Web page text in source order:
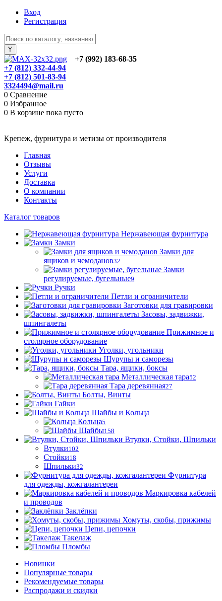
Вход
Регистрация
+7 (992) 183-68-35
+7 (812) 332-44-94
+7 (812) 501-83-94
3324494@mail.ru
0 Сравнение
0 Избранное
0 В корзине пока пусто
Крепеж, фурнитура и метизы от производителя
Главная
Отзывы
Услуги
Доставка
О компании
Контакты
Каталог товаров
Нержавеющая фурнитура
Замки
Замки для
ящиков и чемоданов32
Замки
регулируемые, бугельные9
Ручки
Петли и ограничители
Заготовки для гравировки
Засовы, задвижки,
шпингалеты
Прижимное и
столярное оборудование
Уголки, угольники
Шурупы и саморезы
Тара, ящики, боксы
Металлическая тара52
Тара деревянная27
Болты, Винты
Гайки
Шайбы и Кольца
Кольца5
Шайбы158
Втулки, Стойки, Шпильки
Втулки102
Стойки18
Шпильки32
Фурнитура
для одежды, кожгалантереи
Маркировка кабелей
и проводов
Заклёпки
Хомуты, скобы, прижимы
Цепи, цепочки
Такелаж
Пломбы
Новинки
Популярные товары
Рекомендуемые товары
Распродажи и скидки